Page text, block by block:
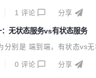
1 评论 分享
无状态服务vs有状态服务
分别是 端到端，有状态vs
0 评论 分享